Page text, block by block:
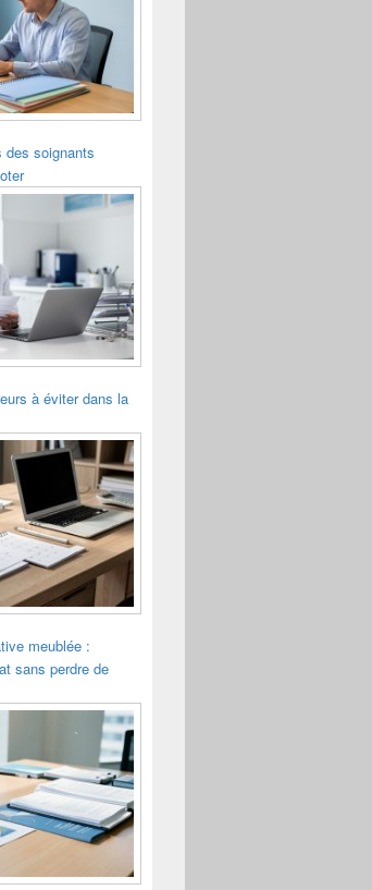
des soignants
à éviter dans la
meublée :
sans perdre de